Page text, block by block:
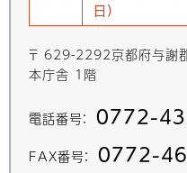
日)
〒 629-2292京都府与謝
本庁舎 1階
電話番号： 0772-
FAX番号： 0772-